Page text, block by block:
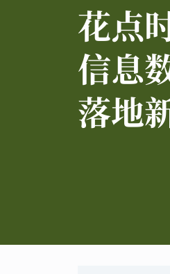
花点
信息
落地